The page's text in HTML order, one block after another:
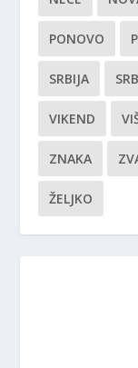
PONOVO
SRBIJA
VIKEND
ZNAKA
ŽELJKO